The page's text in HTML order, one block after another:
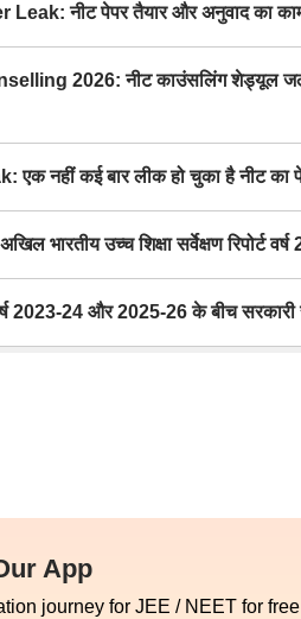
नीट पेपर तैयार और अनुवाद का
2026: नीट काउंसलिंग शेड्यूल
एक नहीं कई बार लीक हो चुका है नीट का
भारतीय उच्च शिक्षा सर्वेक्षण रिपोर्ट
2023-24 और 2025-26 के बीच
App
journey for JEE / NEET for